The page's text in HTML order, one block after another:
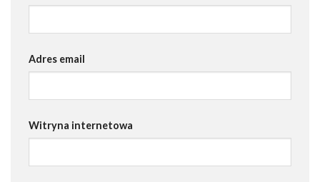
Adres email
Witryna internetowa